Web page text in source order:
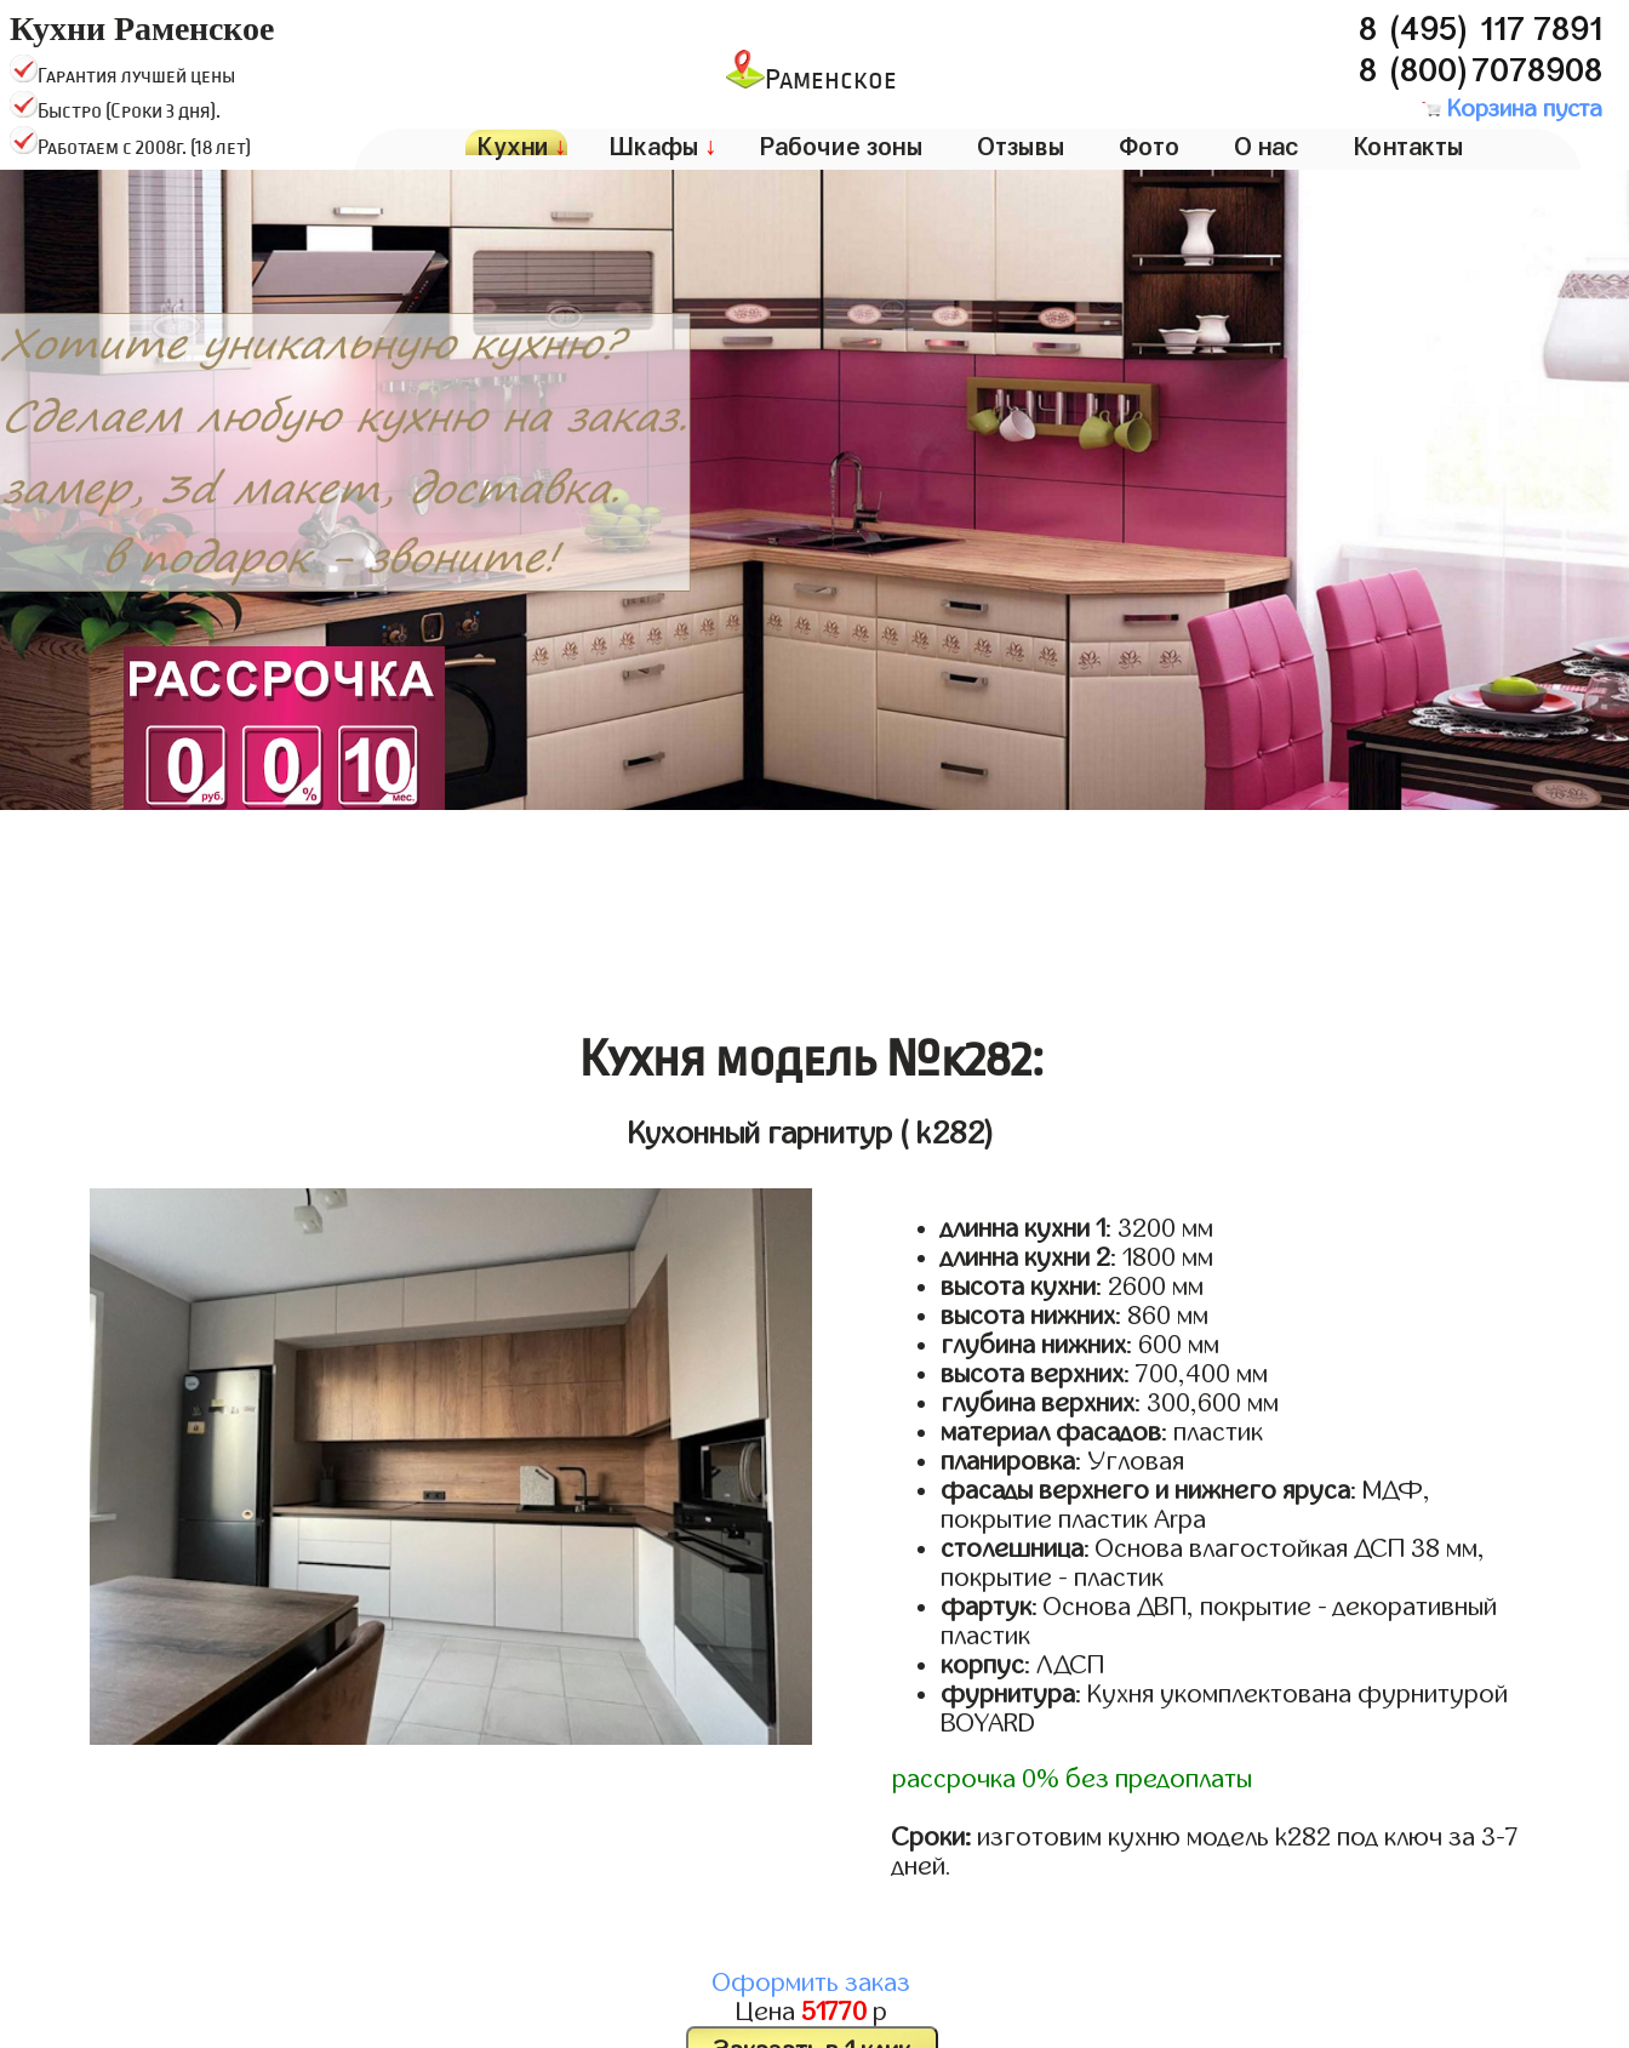
Кухни Раменское
Гарантия лучшей цены
Быстро (Сроки 3 дня).
Работаем с 2008г. (18 лет)
Раменское
8 (495) 117 7891
8 (800)7078908
Корзина пуста
Кухни↓ Шкафы ↓ Рабочие зоны Отзывы Фото О нас Контакты
Кухня модель №k282:
Кухонный гарнитур ( k282)
длинна кухни 1: 3200 мм
длинна кухни 2: 1800 мм
высота кухни: 2600 мм
высота нижних: 860 мм
глубина нижних: 600 мм
высота верхних: 700,400 мм
глубина верхних: 300,600 мм
материал фасадов: пластик
планировка: Угловая
фасады верхнего и нижнего яруса: МДФ,
покрытие пластик Arpa
столешница: Основа влагостойкая ДСП 38 мм,
покрытие - пластик
фартук: Основа ДВП, покрытие - декоративный
пластик
корпус: ЛДСП
фурнитура: Кухня укомплектована фурнитурой
BOYARD
рассрочка 0% без предоплаты
Сроки: изготовим кухню модель k282 под ключ за 3-7
дней.
Оформить заказ
Цена 51770 р